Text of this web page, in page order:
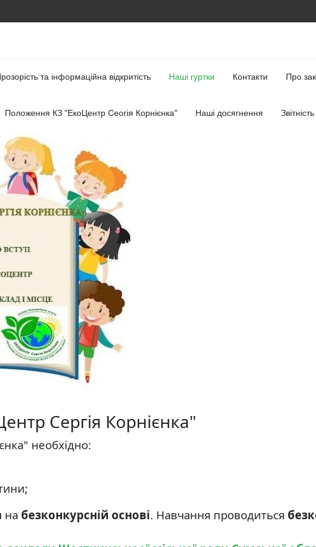
та інформаційна відкритість Наші гуртки Контакти Про
Положення КЗ "ЕкоЦентр Сеогія Корнієнка" Наші досягнення Звітність
Сергія Корнієнка"
необхідно:
на безконкурсній основі. Навчання проводиться